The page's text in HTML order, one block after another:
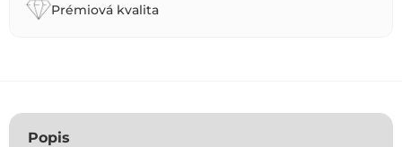
Prémiová kvalita
Popis